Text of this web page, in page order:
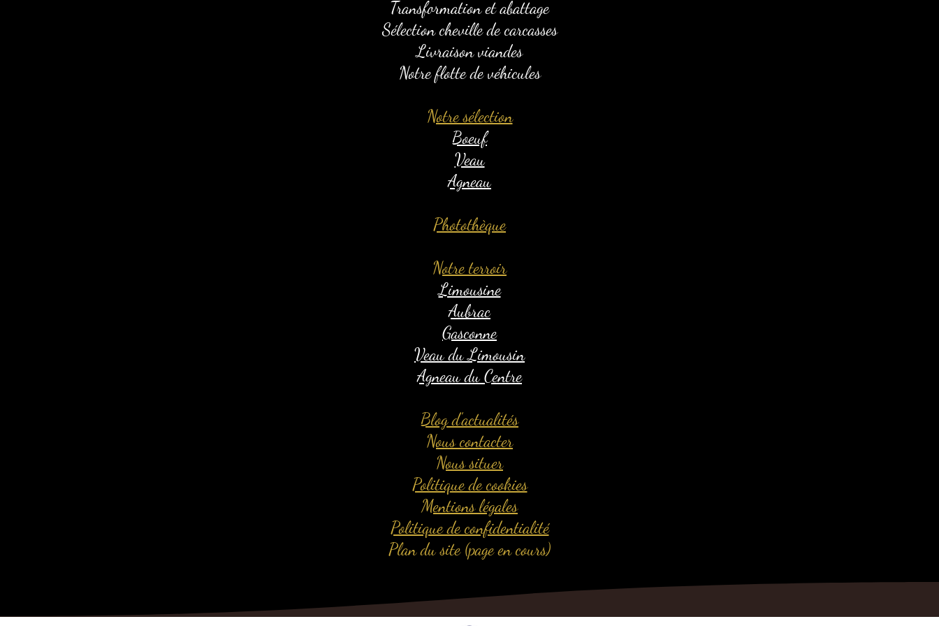
Transformation et abattage
Sélection cheville de carcasses
Livraison viandes
Notre flotte de véhicules
Notre sélection
Boeuf
Veau
Agneau
Photothèque
Notre terroir
Limousine​
Aubrac
Gasconne
Veau du Limousin
Agneau du Centre
Blog d'actualités​
​Nous contacter
Nous situer
Politique de cookies
Mentions légales
Politique de confidentialité
Plan du site (page en cours)